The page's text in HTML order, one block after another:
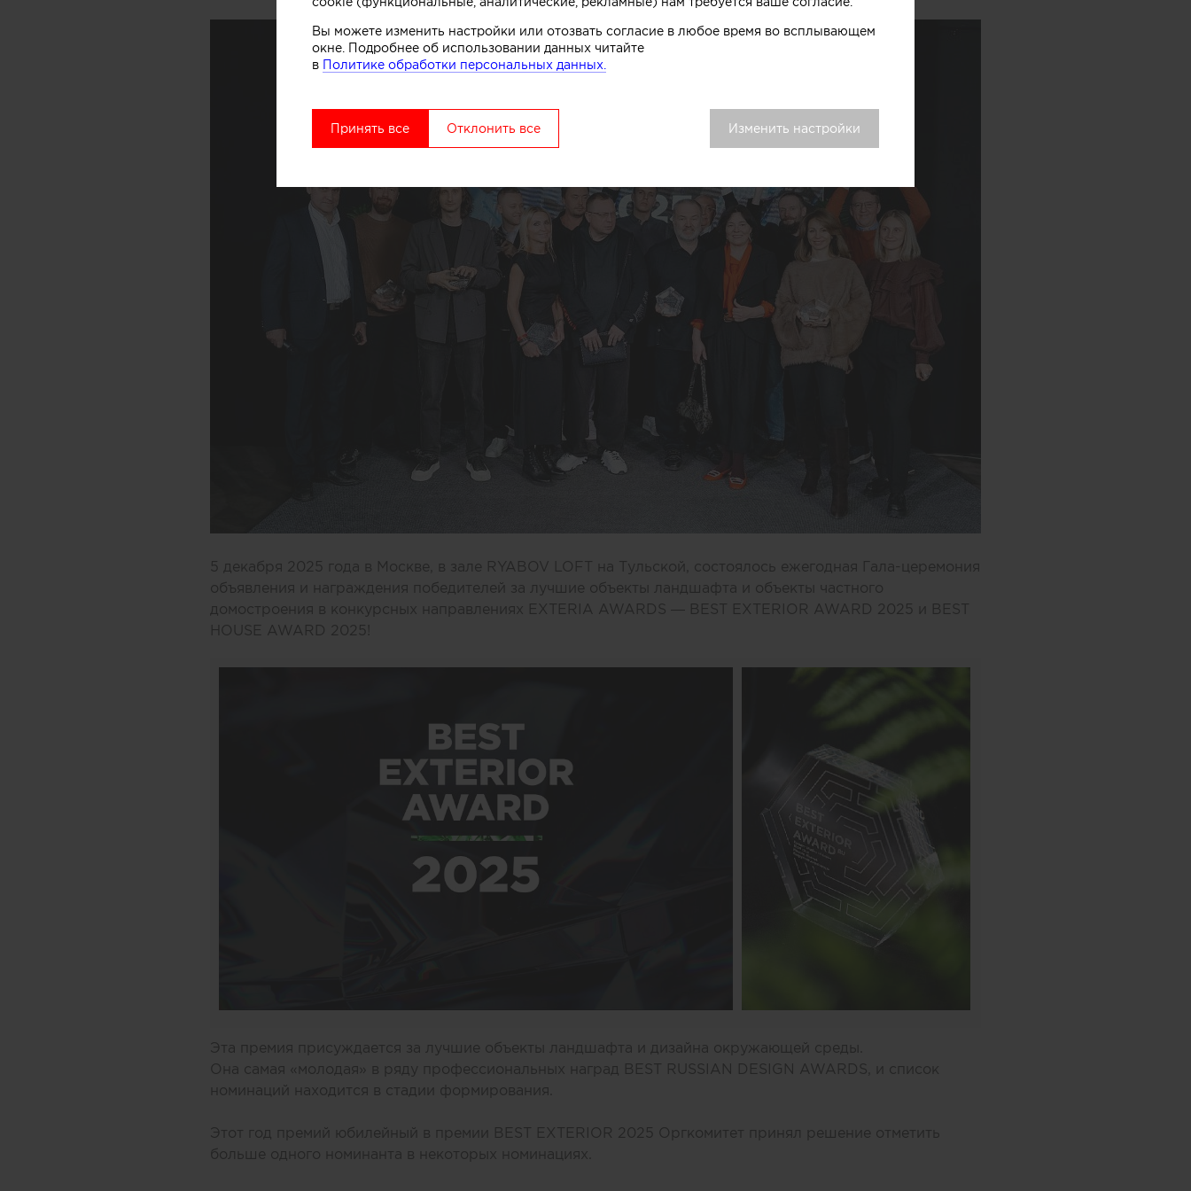
5 декабря 2025 года в Москве, в зале RYABOV LOFT на Тульской, состоялось ежегодная Гала-церемония
объявления и награждения победителей за лучшие объекты ландшафта и объекты частного
домостроения в конкурсных направлениях EXTERIA AWARDS — BEST EXTERIOR AWARD 2025 и BEST
HOUSE AWARD 2025!
Эта премия присуждается за лучшие объекты ландшафта и дизайна окружающей среды.
Она самая «молодая» в ряду профессиональных наград BEST RUSSIAN DESIGN AWARDS, и список
номинаций находится в стадии формирования.
Этот год премий юбилейный в премии BEST EXTERIOR 2025 Оргкомитет принял решение отметить
больше одного номинанта в некоторых номинациях.
Вы можете изменить настройки или отозвать согласие в любое время во всплывающем
окне. Подробнее об использовании данных читайте
в Политике обработки персональных данных.
Принять все Отклонить все Изменить настройки